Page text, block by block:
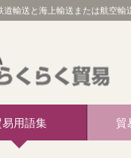
道輸送と海上輸送または航空
易用語集 貿